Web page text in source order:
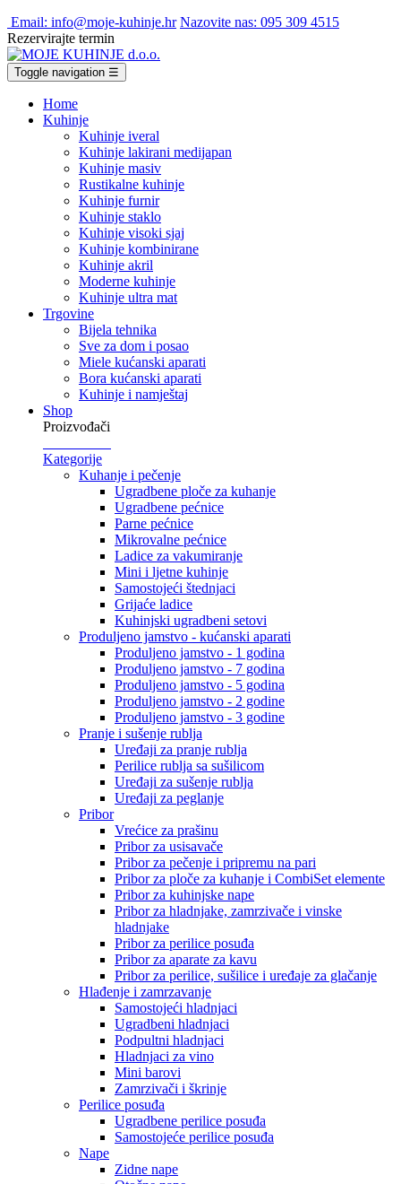
Email: info@moje-kuhinje.hr Nazovite nas: 095 309 4515
Rezervirajte termin
Toggle navigation ☰
Home
Kuhinje
Kuhinje iveral
Kuhinje lakirani medijapan
Kuhinje masiv
Rustikalne kuhinje
Kuhinje furnir
Kuhinje staklo
Kuhinje visoki sjaj
Kuhinje kombinirane
Kuhinje akril
Moderne kuhinje
Kuhinje ultra mat
Trgovine
Bijela tehnika
Sve za dom i posao
Miele kućanski aparati
Bora kućanski aparati
Kuhinje i namještaj
Shop
Proizvođači
Kategorije
Kuhanje i pečenje
Ugradbene ploče za kuhanje
Ugradbene pećnice
Parne pećnice
Mikrovalne pećnice
Ladice za vakumiranje
Mini i ljetne kuhinje
Samostojeći štednjaci
Grijaće ladice
Kuhinjski ugradbeni setovi
Produljeno jamstvo - kućanski aparati
Produljeno jamstvo - 1 godina
Produljeno jamstvo - 7 godina
Produljeno jamstvo - 5 godina
Produljeno jamstvo - 2 godine
Produljeno jamstvo - 3 godine
Pranje i sušenje rublja
Uređaji za pranje rublja
Perilice rublja sa sušilicom
Uređaji za sušenje rublja
Uređaji za peglanje
Pribor
Vrećice za prašinu
Pribor za usisavače
Pribor za pečenje i pripremu na pari
Pribor za ploče za kuhanje i CombiSet elemente
Pribor za kuhinjske nape
Pribor za hladnjake, zamrzivače i vinske
hladnjake
Pribor za perilice posuđa
Pribor za aparate za kavu
Pribor za perilice, sušilice i uređaje za glačanje
Hlađenje i zamrzavanje
Samostojeći hladnjaci
Ugradbeni hladnjaci
Podpultni hladnjaci
Hladnjaci za vino
Mini barovi
Zamrzivači i škrinje
Perilice posuđa
Ugradbene perilice posuđa
Samostojeće perilice posuđa
Nape
Zidne nape